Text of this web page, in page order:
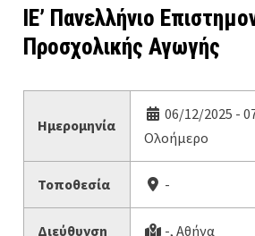
ΙΕ’ Πανελλήνιο
Προσχολικής Αγωγής
Ημερομηνία
06/12/2025 -
Ολοήμερο
Τοποθεσία -
Διεύθυνση -, Αθήνα